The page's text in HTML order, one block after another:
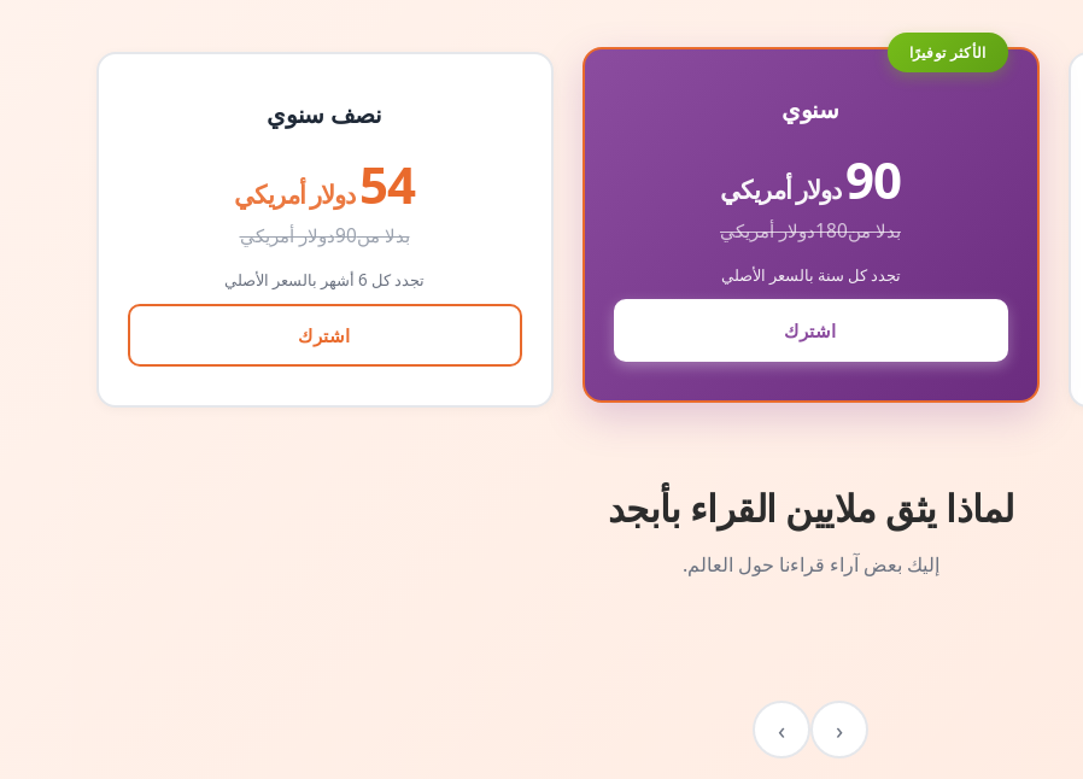
الأكثر توفيرًا
سنوي
90دولار أمريكي
بدلا من180دولار أمريكي
تجدد كل سنة بالسعر الأصلي
اشترك
نصف سنوي
54 دولار أمريكي
بدلا من90دولار أمريكي
تجدد كل 6 أشهر بالسعر الأصلي
اشترك
لماذا يثق ملايين القراء بأبجد
إليك بعض آراء قراءنا حول العالم.
‹
›